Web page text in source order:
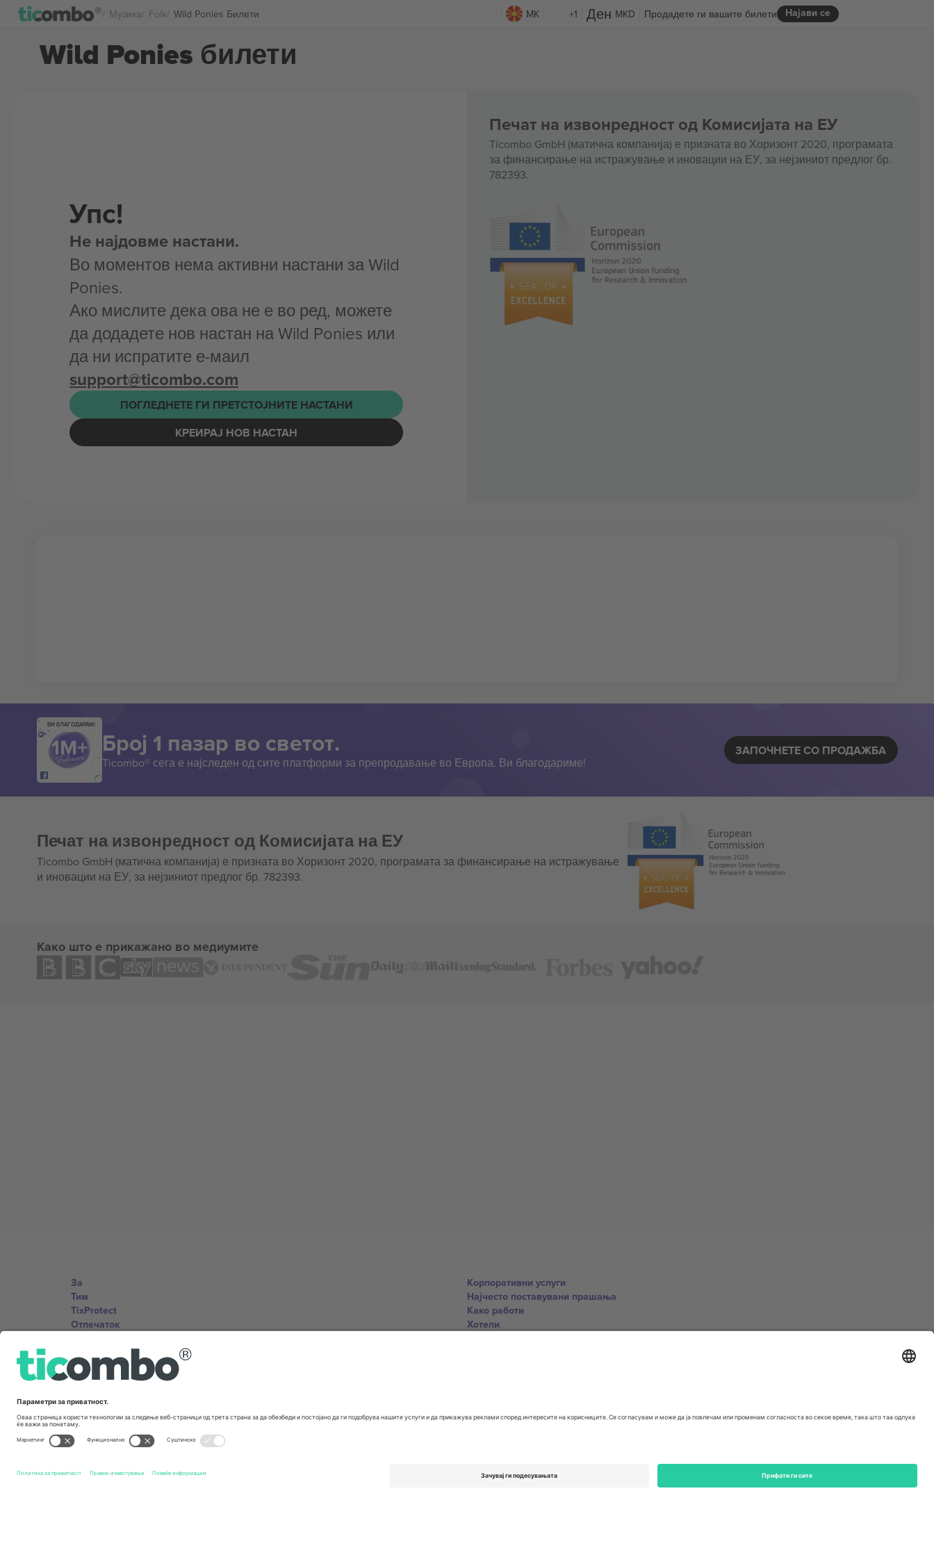
Музика Folk Wild Ponies Билети MK +1 MKD Најави се
Продадете ги вашите билети
Wild Ponies билети
Упс!
Не најдовме настани.
Во моментов нема активни настани за Wild
Ponies.
Ако мислите дека ова не е во ред, можете
да додадете нов настан на Wild Ponies или
да ни испратите е-маил
support@ticombo.com
ПОГЛЕДНЕТЕ ГИ ПРЕТСТОЈНИТЕ НАСТАНИ
КРЕИРАЈ НОВ НАСТАН
Печат на извонредност од Комисијата на ЕУ
Ticombo GmbH (матична компанија) е призната во Хоризонт 2020, програмата
за финансирање на истражување и иновации на ЕУ, за нејзиниот предлог бр.
782393.
ВИ БЛАГОДАРАМ!
Број 1 пазар во светот.
Ticombo® сега е најследен од сите платформи за препродавање во Европа. Ви благодариме!
ЗАПОЧНЕТЕ СО ПРОДАЖБА
Печат на извонредност од Комисијата на ЕУ
Ticombo GmbH (матична компанија) е призната во Хоризонт 2020, програмата за финансирање на истражување
и иновации на ЕУ, за нејзиниот предлог бр. 782393.
Како што е прикажано во медиумите
За
Тим
TixProtect
Отпечаток
Придружна програма
Корпоративни услуги
Најчесто поставувани прашања
Како работи
Хотели